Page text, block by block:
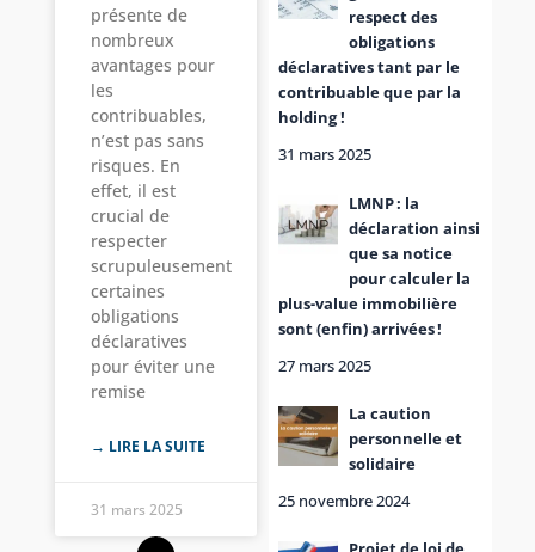
présente de
nombreux
avantages pour
les
contribuables,
n’est pas sans
risques. En
effet, il est
crucial de
respecter
scrupuleusement
certaines
obligations
déclaratives
pour éviter une
remise
→ LIRE LA SUITE
31 mars 2025
respect des
obligations
déclaratives tant par le
contribuable que par la
holding !
31 mars 2025
LMNP : la
déclaration ainsi
que sa notice
pour calculer la
plus-value immobilière
sont (enfin) arrivées !
27 mars 2025
La caution
personnelle et
solidaire
25 novembre 2024